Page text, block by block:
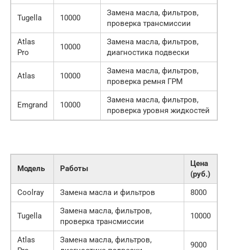
Tugella 10000
Замена масла, фильтров,
проверка трансмиссии
Atlas
Pro
10000
Замена масла, фильтров,
диагностика подвески
Atlas 10000
Замена масла, фильтров,
проверка ремня ГРМ
Emgrand 10000
Замена масла, фильтров,
проверка уровня жидкостей
Модель Работы
Цена
(руб.)
Coolray
Замена масла и фильтров 8000
Tugella
Замена масла, фильтров,
проверка трансмиссии
10000
Atlas
Замена масла, фильтров,
9000